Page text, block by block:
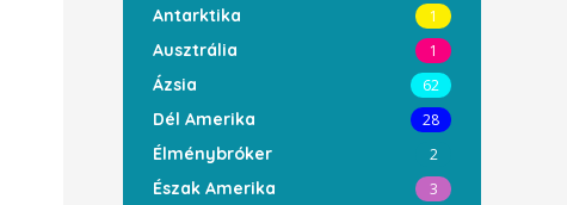
Antarktika 1
Ausztrália 1
Ázsia 62
Dél Amerika 28
Élménybróker 2
Észak Amerika 3